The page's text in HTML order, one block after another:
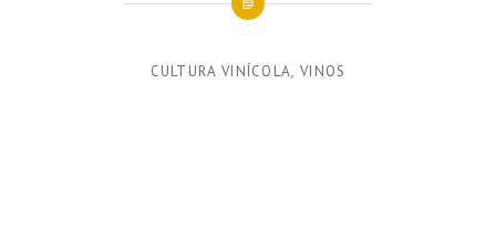
CULTURA VINÍCOLA, VINOS